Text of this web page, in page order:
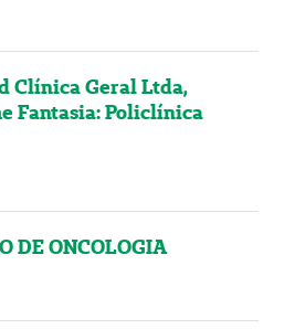
Clínica Geral Ltda,
Fantasia: Policlínica
DE ONCOLOGIA